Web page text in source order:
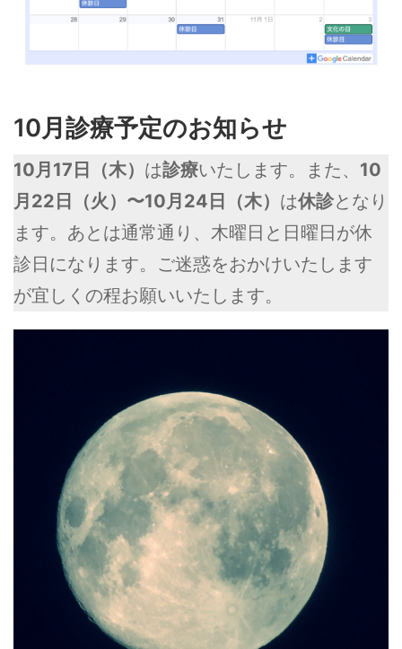
10月診療予定のお知らせ
10月17日（木） は診療いたします。また、 10
月22日（火）〜10月24日（木） は休診となり
ます。あとは通常通り、木曜日と日曜日が休
診日になります。ご迷惑をおかけいたします
が宜しくの程お願いいたします。